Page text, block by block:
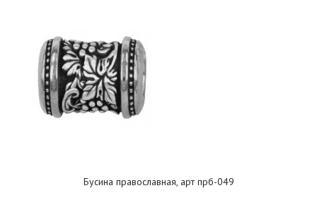
Бусина православная, арт прб-049